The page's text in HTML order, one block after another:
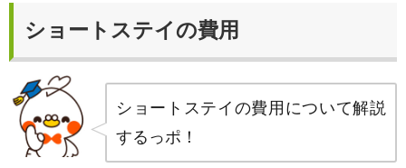
ショートステイの費用
ショートステイの費用について解説
するっポ！